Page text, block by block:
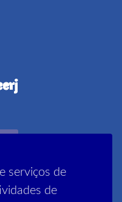
serviços de
de